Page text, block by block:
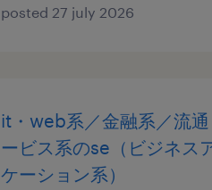
posted 27 july 2026
it・web系／金融系／流
ービス系のse（ビジネス
ケーション系）